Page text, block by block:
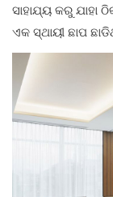
ସାହାଯ୍ୟ କରୁ
ଏକ ସ୍ଥାୟୀ ଛାପ